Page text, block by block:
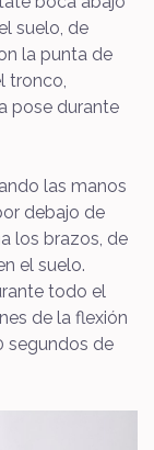
suelo, de
la punta de
tronco,
pose durante
las manos
debajo de
los brazos, de
el suelo.
todo el
de la flexión
segundos de